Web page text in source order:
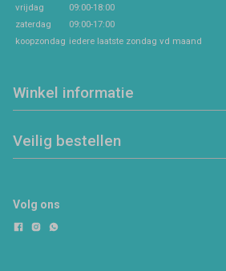
vrijdag
09:00-18:00
zaterdag
09:00-17:00
koopzondag iedere laatste zondag vd maand
Winkel informatie
Veilig bestellen
Volg ons